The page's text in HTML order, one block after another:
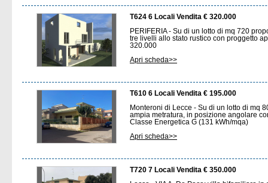
T624 6 Locali Vendita € 320.000
PERIFERIA - Su di un lotto di mq 720
tre livelli allo stato rustico con proggetto
320.000
Apri scheda>>
T610 6 Locali Vendita € 195.000
Monteroni di Lecce - Su di un lotto di mq
ampia metratura, in posizione angolare
Classe Energetica G (131 kWh/mqa)
Apri scheda>>
T720 7 Locali Vendita € 350.000